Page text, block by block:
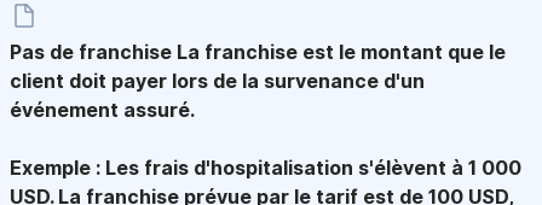
Pas de franchise La franchise est le montant que le
client doit payer lors de la survenance d'un
événement assuré.
Exemple : Les frais d'hospitalisation s'élèvent à 1 000
USD. La franchise prévue par le tarif est de 100 USD,